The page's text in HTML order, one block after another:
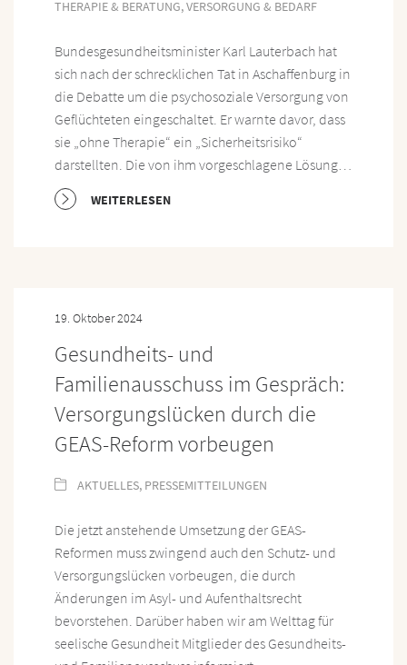
THERAPIE & BERATUNG,VERSORGUNG & BEDARF
Bundesgesundheitsminister Karl Lauterbach hat
sich nach der schrecklichen Tat in Aschaffenburg in
die Debatte um die psychosoziale Versorgung von
Geflüchteten eingeschaltet. Er warnte davor, dass
sie „ohne Therapie“ ein „Sicherheitsrisiko“
darstellten. Die von ihm vorgeschlagene Lösung…
WEITERLESEN
19. Oktober 2024
Gesundheits- und
Familienausschuss im Gespräch:
Versorgungslücken durch die
GEAS-Reform vorbeugen
AKTUELLES, PRESSEMITTEILUNGEN
Die jetzt anstehende Umsetzung der GEAS-
Reformen muss zwingend auch den Schutz- und
Versorgungslücken vorbeugen, die durch
Änderungen im Asyl- und Aufenthaltsrecht
bevorstehen. Darüber haben wir am Welttag für
seelische Gesundheit Mitglieder des Gesundheits-